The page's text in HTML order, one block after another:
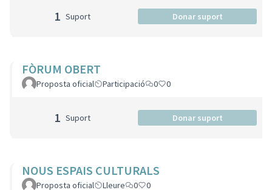
1 Suport Donar suport
FÒRUM OBERT
Proposta oficial Participació 0 0
1 Suport Donar suport
NOUS ESPAIS CULTURALS
Proposta oficial Lleure 0 0